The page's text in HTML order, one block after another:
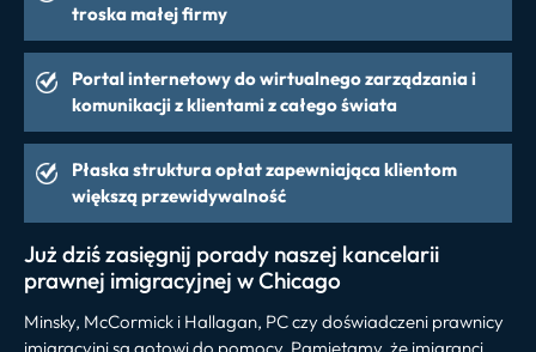
troska małej firmy
Portal internetowy do wirtualnego zarządzania i
komunikacji z klientami z całego świata
Płaska struktura opłat zapewniająca klientom
większą przewidywalność
Już dziś zasięgnij porady naszej kancelarii
prawnej imigracyjnej w Chicago
Minsky, McCormick i Hallagan, PC czy doświadczeni prawnicy